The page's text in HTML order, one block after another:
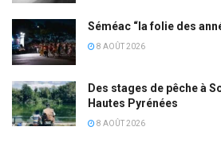
Séméac “la folie des
8 AOÛT 2026
Des stages de pêche à
Hautes Pyrénées
8 AOÛT 2026